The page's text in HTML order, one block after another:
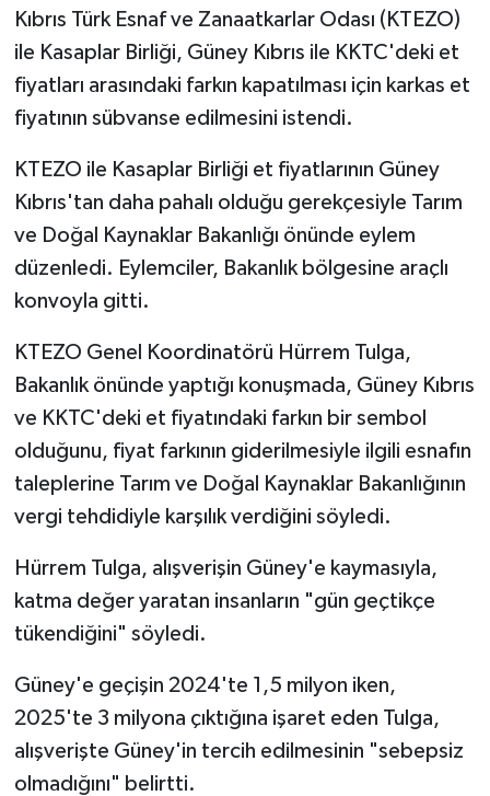
Kıbrıs Türk Esnaf ve Zanaatkarlar Odası (KTEZO)
ile Kasaplar Birliği, Güney Kıbrıs ile KKTC'deki et
fiyatları arasındaki farkın kapatılması için karkas et
fiyatının sübvanse edilmesini istendi.
KTEZO ile Kasaplar Birliği et fiyatlarının Güney
Kıbrıs'tan daha pahalı olduğu gerekçesiyle Tarım
ve Doğal Kaynaklar Bakanlığı önünde eylem
düzenledi. Eylemciler, Bakanlık bölgesine araçlı
konvoyla gitti.
KTEZO Genel Koordinatörü Hürrem Tulga,
Bakanlık önünde yaptığı konuşmada, Güney Kıbrıs
ve KKTC'deki et fiyatındaki farkın bir sembol
olduğunu, fiyat farkının giderilmesiyle ilgili esnafın
taleplerine Tarım ve Doğal Kaynaklar Bakanlığının
vergi tehdidiyle karşılık verdiğini söyledi.
Hürrem Tulga, alışverişin Güney'e kaymasıyla,
katma değer yaratan insanların "gün geçtikçe
tükendiğini" söyledi.
Güney'e geçişin 2024'te 1,5 milyon iken,
2025'te 3 milyona çıktığına işaret eden Tulga,
alışverişte Güney'in tercih edilmesinin "sebepsiz
olmadığını" belirtti.